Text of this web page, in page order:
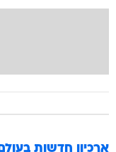
ארכיון חדשות בעולם -